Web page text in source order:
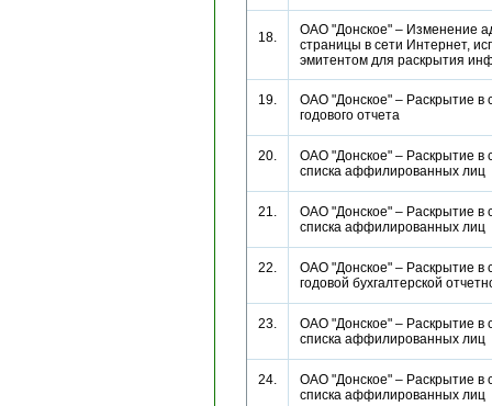
18.
ОАО "Донское" – Изменение
страницы в сети Интернет,
эмитентом для раскрытия
19.
ОАО "Донское" – Раскрытие в
годового отчета
20.
ОАО "Донское" – Раскрытие в
списка аффилированных
21.
ОАО "Донское" – Раскрытие в
списка аффилированных
22.
ОАО "Донское" – Раскрытие в
годовой бухгалтерской
23.
ОАО "Донское" – Раскрытие в
списка аффилированных
24.
ОАО "Донское" – Раскрытие в
списка аффилированных